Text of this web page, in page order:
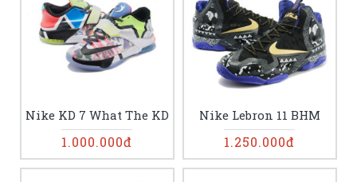
Nike KD 7 What The KD
1.000.000đ
Nike Lebron 11 BHM
1.250.000đ